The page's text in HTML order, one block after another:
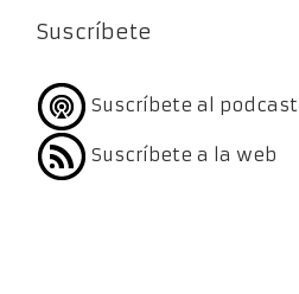
Suscríbete
Suscríbete al podcast
Suscríbete a la web